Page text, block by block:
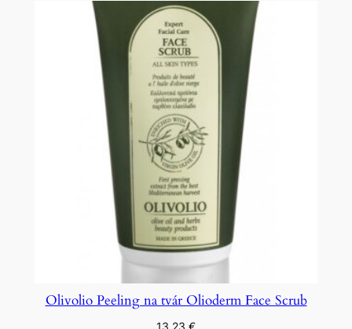
Olivolio Peeling na tvár Olioderm Face Scrub